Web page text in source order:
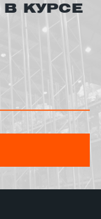
КУРСЕ